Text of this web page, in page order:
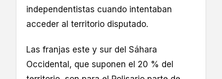
independentistas cuando intentaban
acceder al territorio disputado.
Las franjas este y sur del Sáhara
Occidental, que suponen el 20 % del